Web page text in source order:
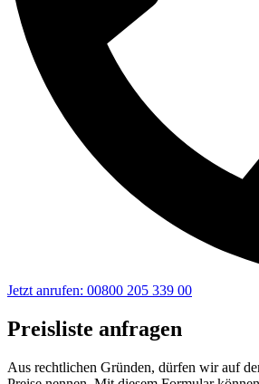
Jetzt anrufen: 00800 205 339 00
Preisliste anfragen
Aus rechtlichen Gründen, dürfen wir auf